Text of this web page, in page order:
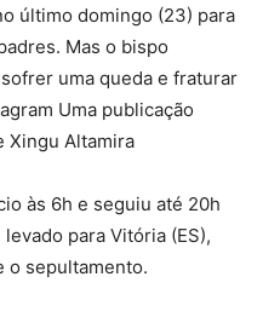
último domingo (23) para
Mas o bispo
uma queda e fraturar
Uma publicação
Xingu Altamira
às 6h e seguiu até 20h
para Vitória (ES),
o sepultamento.